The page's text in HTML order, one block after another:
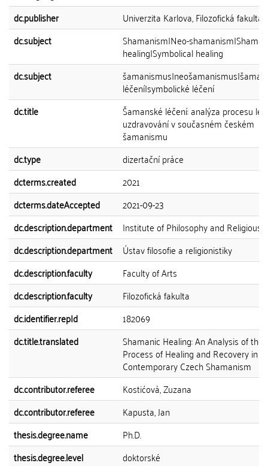
dc.publisher
Univerzita Karlova, Filozofická fakulta
dc.subject
Shamanism|Neo-
healing|Symbolical healing
dc.subject
léčení|symbolické léčení
dc.title
Šamanské léčení: analýza procesu
uzdravování v současném českém
šamanismu
dc.type
dizertační práce
dcterms.created
2021
dcterms.dateAccepted
2021-09-23
dc.description.department
Institute of Philosophy and Religious
dc.description.department
Ústav filosofie a religionistiky
dc.description.faculty
Faculty of Arts
dc.description.faculty
Filozofická fakulta
dc.identifier.repId
182069
dc.title.translated
Shamanic Healing: An Analysis of the
Process of Healing and Recovery in
Contemporary Czech Shamanism
dc.contributor.referee
Kostićová, Zuzana
dc.contributor.referee
Kapusta, Jan
thesis.degree.name
Ph.D.
thesis.degree.level
doktorské